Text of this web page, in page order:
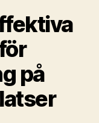
på